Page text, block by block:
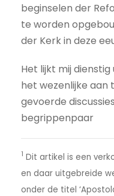
beginselen der
te worden
der Kerk in deze
Het lijkt mij
het wezenlijke aan
gevoerde
begrippenpaar
1 Dit artikel is een
en daar uitgebreide
onder de titel